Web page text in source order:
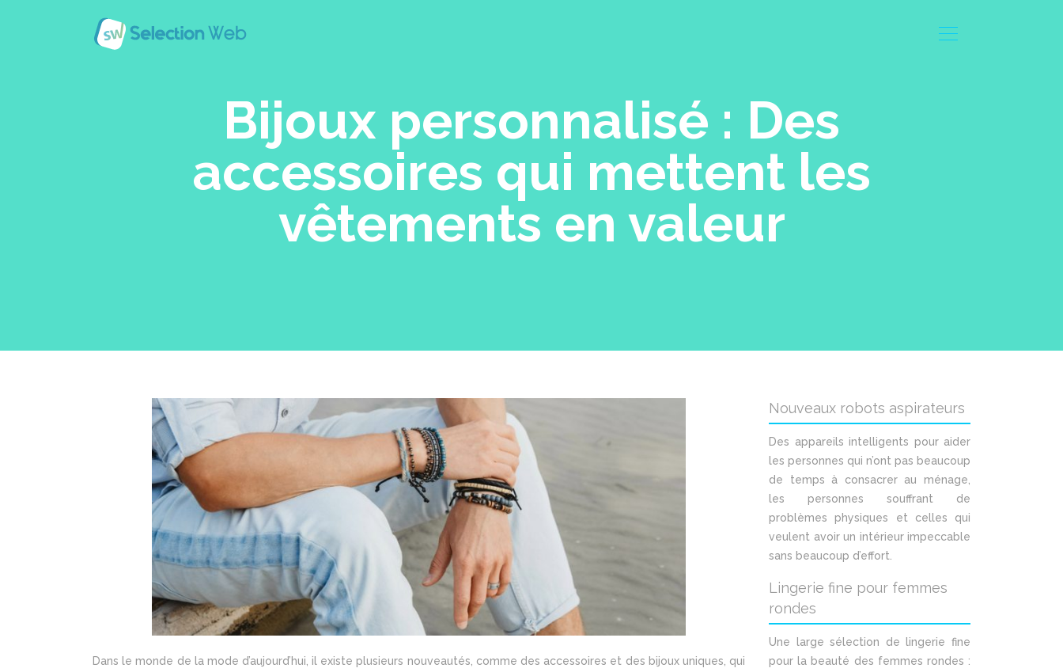
Bijoux personnalisé : Des
accessoires qui mettent les
vêtements en valeur
Dans le monde de la mode d’aujourd’hui, il existe plusieurs nouveautés, comme des accessoires et des bijoux uniques, qui
Nouveaux robots aspirateurs
Des appareils intelligents pour aider
les personnes qui n’ont pas beaucoup
de temps à consacrer au ménage,
les personnes souffrant de
problèmes physiques et celles qui
veulent avoir un intérieur impeccable
sans beaucoup d’effort.
Lingerie fine pour femmes
rondes
Une large sélection de lingerie fine
pour la beauté des femmes rondes :